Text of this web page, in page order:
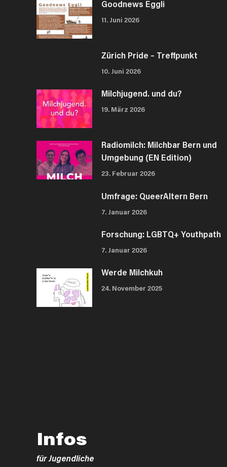
Goodnews Eggli
11. Juni 2026
Zürich Pride – Treffpunkt
10. Juni 2026
Milchjugend. und du?
19. März 2026
Radiomilch: Milchbar Bern und
Umgebung (EN Edition)
23. Februar 2026
Umfrage: QueerAltern Bern
7. Januar 2026
Forschung: LGBTQ+ Youthpath
7. Januar 2026
Werde Milchkuh
24. November 2025
Infos
für Jugendliche